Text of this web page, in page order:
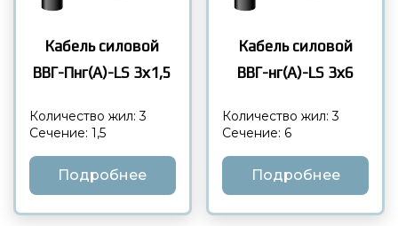
Кабель силовой
ВВГ-Пнг(А)-LS 3х1,5
Количество жил: 3
Сечение: 1,5
Подробнее
Кабель силовой
ВВГ-нг(А)-LS 3х6
Количество жил: 3
Сечение: 6
Подробнее